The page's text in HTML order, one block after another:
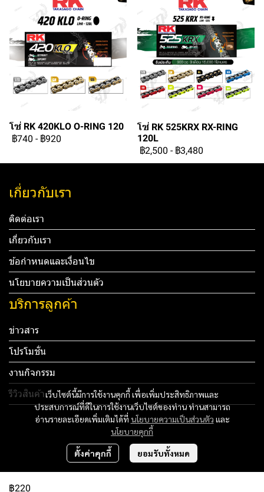
โซ่ RK 420KLO O-RING 120
฿740 - ฿920
โซ่ RK 525KRX RX-RING
120L
฿2,500 - ฿3,480
฿220
เว็บไซต์นี้มีการใช้งานคุกกี้ เพื่อเพิ่มประสิทธิภาพและ
ประสบการณ์ที่ดีในการใช้งานเว็บไซต์ของท่าน ท่านสามารถ
อ่านรายละเอียดเพิ่มเติมได้ที่ นโยบายความเป็นส่วนตัว และ
นโยบายคุกกี้
ตั้งค่าคุกกี้ ยอมรับทั้งหมด
เกี่ยวกับเรา
ติดต่อเรา
เกี่ยวกับเรา
ข้อกำหนดและเงื่อนไข
นโยบายความเป็นส่วนตัว
บริการลูกค้า
ข่าวสาร
โปรโมชั่น
งานกิจกรรม
รีวิวสินค้า
Tel: 012 345 67890 Email: mail@yourdomain.com